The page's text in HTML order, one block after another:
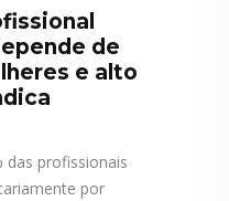
de
e alto
das profissionais
por